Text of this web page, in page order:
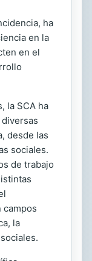
ha
en la
en el
la SCA ha
desde las
sociales.
de trabajo
campos
la